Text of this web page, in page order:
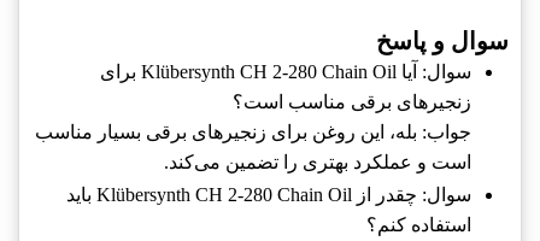
سوال و پاسخ
سوال: آیا Klübersynth CH 2-280 Chain Oil برای
زنجیرهای برقی مناسب است؟
جواب: بله، این روغن برای زنجیرهای برقی بسیار مناسب
است و عملکرد بهتری را تضمین می‌کند.
سوال: چقدر از Klübersynth CH 2-280 Chain Oil باید
استفاده کنم؟